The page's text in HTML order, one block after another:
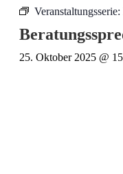
Veranstaltungsserie:
25. Oktober 2025 @